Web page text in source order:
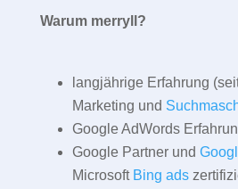
Warum merryll?
langjährige Erfahrung
Marketing und
Google AdWords
Google Partner und
Microsoft Bing ads